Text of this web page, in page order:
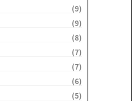
(9)
(9)
(8)
(7)
(7)
(6)
(5)